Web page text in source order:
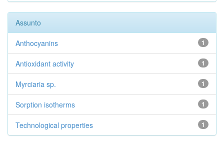
Assunto
1
Anthocyanins
1
Antioxidant activity
1
Myrciaria sp.
1
Sorption isotherms
1
Technological properties